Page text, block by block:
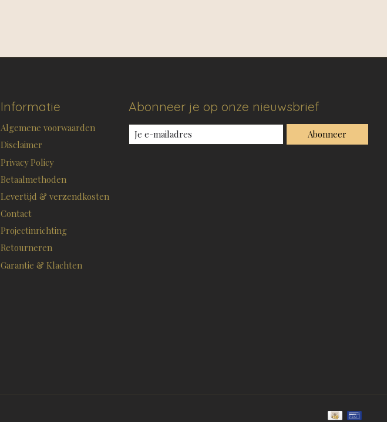
Informatie
Algemene voorwaarden
Disclaimer
Privacy Policy
Betaalmethoden
Levertijd & verzendkosten
Contact
Projectinrichting
Retourneren
Garantie & Klachten
Abonneer je op onze nieuwsbrief
Abonneer